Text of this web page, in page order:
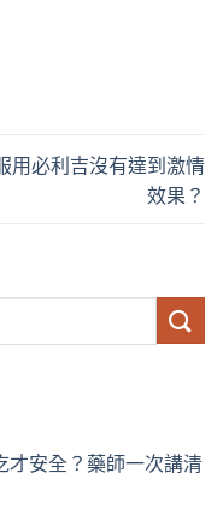
用必利吉沒有達到激情
效果？
才安全？藥師一次講清